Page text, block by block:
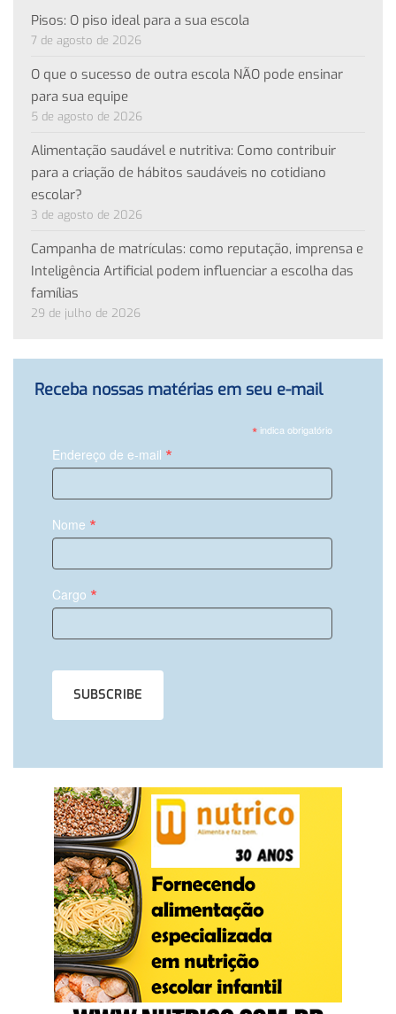
Pisos: O piso ideal para a sua escola
7 de agosto de 2026
O que o sucesso de outra escola NÃO pode ensinar
para sua equipe
5 de agosto de 2026
Alimentação saudável e nutritiva: Como contribuir
para a criação de hábitos saudáveis no cotidiano
escolar?
3 de agosto de 2026
Campanha de matrículas: como reputação, imprensa e
Inteligência Artificial podem influenciar a escolha das
famílias
29 de julho de 2026
Receba nossas matérias em seu e-mail
*indica obrigatório
Endereço de e-mail *
Nome *
Cargo *